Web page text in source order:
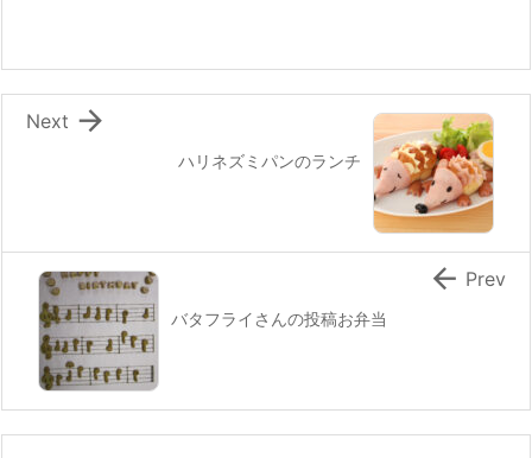
o
k
ハリネズミパンのランチ

Next
バタフライさんの投稿お弁当
 Prev